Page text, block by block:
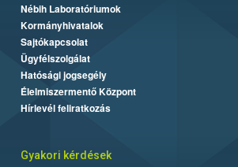
Nébih Laboratóriumok
Kormányhivatalok
Sajtókapcsolat
Ügyfélszolgálat
Hatósági jogsegély
Élelmiszermentő Központ
Hírlevél feliratkozás
Gyakori kérdések